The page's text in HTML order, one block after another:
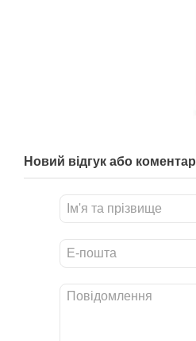
Новий відгук або коментар